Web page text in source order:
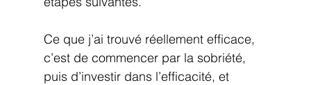
Ce que j’ai trouvé réellement efficace,
c’est de commencer par la sobriété,
puis d’investir dans l’efficacité, et